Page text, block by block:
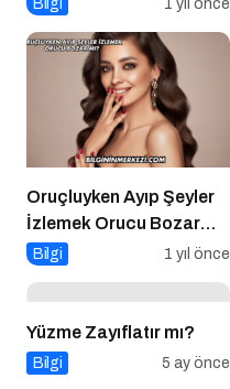
Bilgi 1 yıl önce
Oruçluyken Ayıp Şeyler
İzlemek Orucu Bozar
mı?
Bilgi 1 yıl önce
Yüzme Zayıflatır mı?
Bilgi 5 ay önce